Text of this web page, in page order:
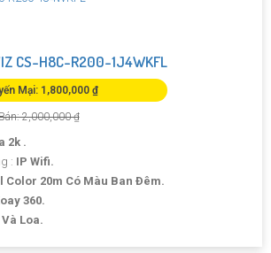
CS-H8C-R200-1J4WKFL
Mại: 1,800,000 ₫
2,000,000 ₫
2k .
: IP Wifi.
Color 20m Có Màu Ban Ðêm.
360.
Loa.